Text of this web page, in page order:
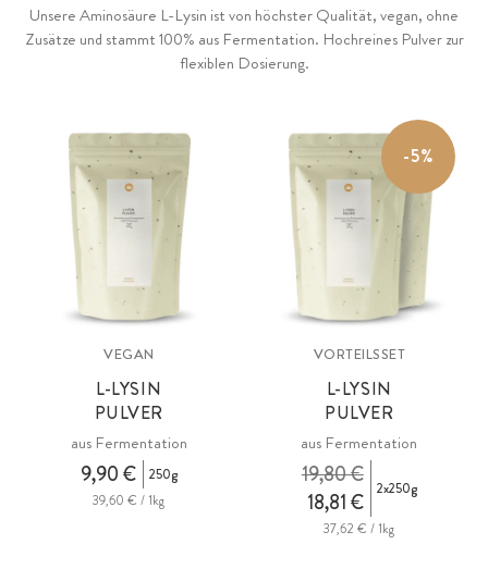
Unsere Aminosäure L-Lysin ist von höchster Qualität, vegan, ohne
Zusätze und stammt 100% aus Fermentation. Hochreines Pulver zur
flexiblen Dosierung.
VEGAN
L-LYSIN
PULVER
aus Fermentation
9,90 €
250g
39,60 € / 1kg
-5%
VORTEILSSET
L-LYSIN
PULVER
aus Fermentation
18,81 €
19,80 € 2x250g
37,62 € / 1kg